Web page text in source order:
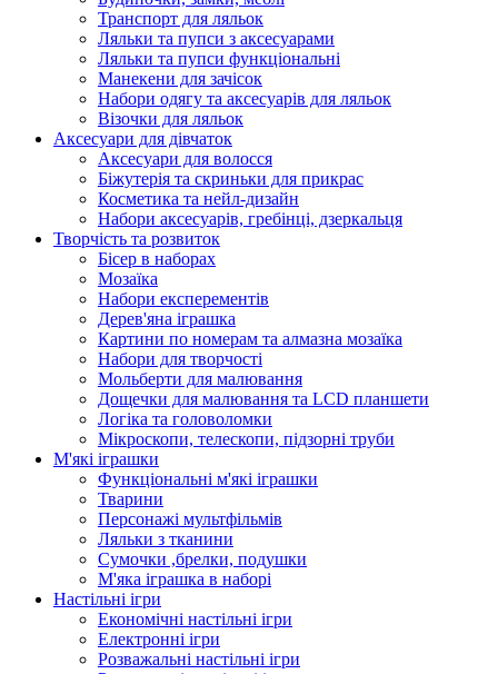
Транспорт для ляльок
Ляльки та пупси з аксесуарами
Ляльки та пупси функціональні
Манекени для зачісок
Набори одягу та аксесуарів для ляльок
Візочки для ляльок
Аксесуари для дівчаток
Аксесуари для волосся
Біжутерія та скриньки для прикрас
Косметика та нейл-дизайн
Набори аксесуарів, гребінці, дзеркальця
Творчість та розвиток
Бісер в наборах
Мозаїка
Набори експерементів
Дерев'яна іграшка
Картини по номерам та алмазна мозаїка
Набори для творчості
Мольберти для малювання
Дощечки для малювання та LCD планшети
Логіка та головоломки
Мікроскопи, телескопи, підзорні труби
М'які іграшки
Функціональні м'які іграшки
Тварини
Персонажі мультфільмів
Ляльки з тканини
Сумочки ,брелки, подушки
М'яка іграшка в наборі
Настільні ігри
Економічні настільні ігри
Електронні ігри
Розважальні настільні ігри